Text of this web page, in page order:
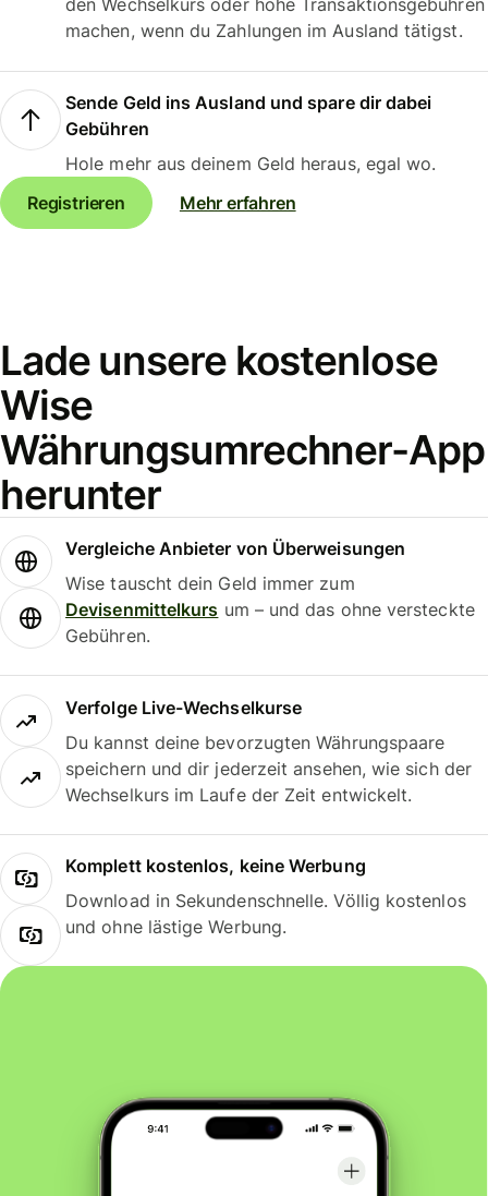
den Wechselkurs oder hohe Transaktionsgebühren
machen, wenn du Zahlungen im Ausland tätigst.
Sende Geld ins Ausland und spare dir dabei
Gebühren
Hole mehr aus deinem Geld heraus, egal wo.
Registrieren
Mehr erfahren
Lade unsere kostenlose
Wise
Währungsumrechner-App
herunter
Vergleiche Anbieter von Überweisungen
Wise tauscht dein Geld immer zum
Devisenmittelkurs um – und das ohne versteckte
Gebühren.
Verfolge Live-Wechselkurse
Du kannst deine bevorzugten Währungspaare
speichern und dir jederzeit ansehen, wie sich der
Wechselkurs im Laufe der Zeit entwickelt.
Komplett kostenlos, keine Werbung
Download in Sekundenschnelle. Völlig kostenlos
und ohne lästige Werbung.